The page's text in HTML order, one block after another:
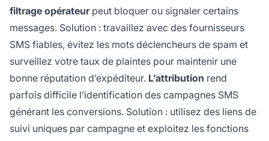
filtrage opérateurpeut bloquer ou signaler certains
messages. Solution : travaillez avec des fournisseurs
SMS fiables, évitez les mots déclencheurs de spam et
surveillez votre taux de plaintes pour maintenir une
bonne réputation d’expéditeur. L’attribution rend
parfois difficile l’identification des campagnes SMS
générant les conversions. Solution : utilisez des liens de
suivi uniques par campagne et exploitez les fonctions